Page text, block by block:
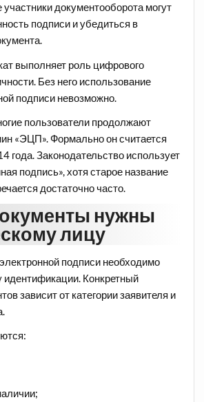
документооборота могут
подписи и убедиться в
выполняет роль цифрового
Без него использование
подписи невозможно.
пользователи продолжают
«ЭЦП». Формально он считается
года. Законодательство использует
подпись», хотя старое название
достаточно часто.
нужны
лицу
подписи необходимо
идентификации. Конкретный
зависит от категории заявителя и